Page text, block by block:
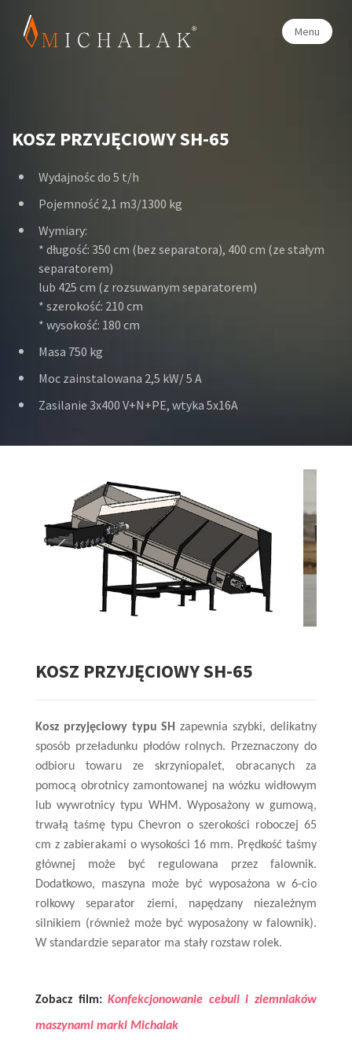
Menu
KOSZ PRZYJĘCIOWYSH-65
Wydajnośc do 5 t/h
Pojemność 2,1 m3/1300 kg
Wymiary:
* długość: 350 cm (bez separatora), 400 cm (ze stałym
separatorem)
lub 425 cm (z rozsuwanym separatorem)
* szerokość: 210 cm
* wysokość: 180 cm
Masa 750 kg
Moc zainstalowana 2,5 kW/ 5 A
Zasilanie 3x400 V+N+PE, wtyka 5x16A
KOSZ PRZYJĘCIOWYSH-65
Kosz przyjęciowy typu SH zapewnia szybki, delikatny
sposób przeładunku płodów rolnych. Przeznaczony do
odbioru towaru ze skrzyniopalet, obracanych za
pomocą obrotnicy zamontowanej na wózku widłowym
lub wywrotnicy typu WHM. Wyposażony w gumową,
trwałą taśmę typu Chevron o szerokości roboczej 65
cm z zabierakami o wysokości 16 mm. Prędkość taśmy
głównej może być regulowana przez falownik.
Dodatkowo, maszyna może być wyposażona w 6-cio
rolkowy separator ziemi, napędzany niezależnym
silnikiem (również może być wyposażony w falownik).
W standardzie separator ma stały rozstaw rolek.
Zobacz film:Konfekcjonowanie cebuli i ziemniaków
maszynami marki Michalak